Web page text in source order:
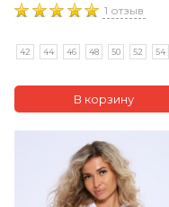
1 отзыв
42 44 46 48 50 52 54